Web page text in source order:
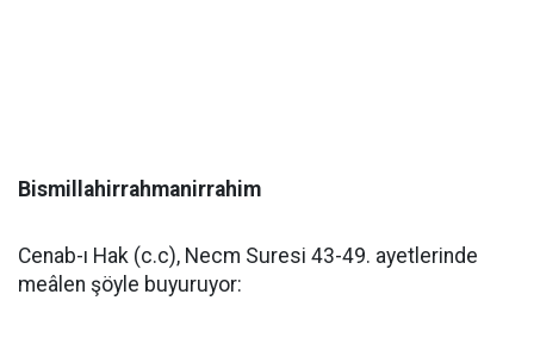
Bismillahirrahmanirrahim
Cenab-ı Hak (c.c), Necm Suresi 43-49. ayetlerinde
meâlen şöyle buyuruyor: